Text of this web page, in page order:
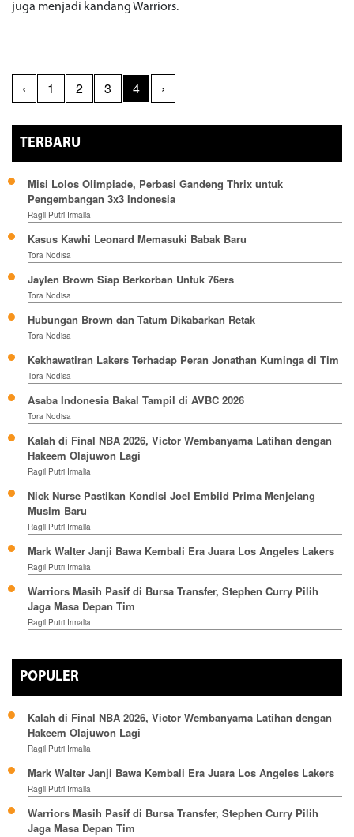
juga menjadi kandang Warriors.
‹ 1 2 3 4 ›
TERBARU
Misi Lolos Olimpiade, Perbasi Gandeng Thrix untuk
Pengembangan 3x3 Indonesia
Ragil Putri Irmalia
Kasus Kawhi Leonard Memasuki Babak Baru
Tora Nodisa
Jaylen Brown Siap Berkorban Untuk 76ers
Tora Nodisa
Hubungan Brown dan Tatum Dikabarkan Retak
Tora Nodisa
Kekhawatiran Lakers Terhadap Peran Jonathan Kuminga di Tim
Tora Nodisa
Asaba Indonesia Bakal Tampil di AVBC 2026
Tora Nodisa
Kalah di Final NBA 2026, Victor Wembanyama Latihan dengan
Hakeem Olajuwon Lagi
Ragil Putri Irmalia
Nick Nurse Pastikan Kondisi Joel Embiid Prima Menjelang
Musim Baru
Ragil Putri Irmalia
Mark Walter Janji Bawa Kembali Era Juara Los Angeles Lakers
Ragil Putri Irmalia
Warriors Masih Pasif di Bursa Transfer, Stephen Curry Pilih
Jaga Masa Depan Tim
Ragil Putri Irmalia
POPULER
Kalah di Final NBA 2026, Victor Wembanyama Latihan dengan
Hakeem Olajuwon Lagi
Ragil Putri Irmalia
Mark Walter Janji Bawa Kembali Era Juara Los Angeles Lakers
Ragil Putri Irmalia
Warriors Masih Pasif di Bursa Transfer, Stephen Curry Pilih
Jaga Masa Depan Tim